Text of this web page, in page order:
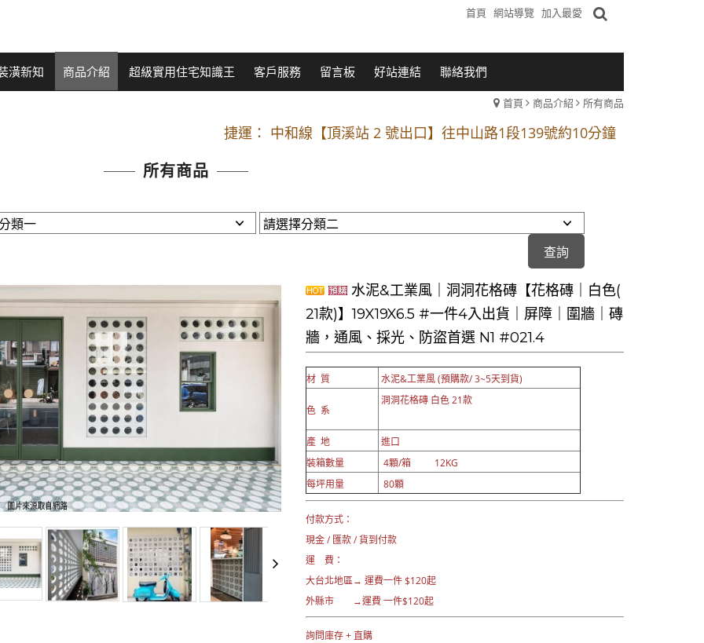
首頁 網站導覽 加入最愛
潢新知 商品介紹 超級實用住宅知識王 客戶服務 留言板 好站連結 聯絡我們
首頁 商品介紹 所有商品
開車：中山路1段 到永平路路口(樂華夜市口)門口可停車
捷運： 中和線【頂溪站 2 號出口】往中山路1段139號約10分鐘
原Line已滿 無法加Line好友 請親愛的客戶加入 LINE官方帳號@a0975005573
捷運： 中和線【頂溪站 2 號出口】往中山路1段139號約10分鐘
原Line已滿 無法加Line好友 請親愛的客戶加入 LINE官方帳號@a0975005573
所有商品
水泥&工業風｜洞洞花格磚【花格磚｜白色(
21款)】19X19X6.5 #一件4入出貨｜屏障｜圍牆｜磚
牆，通風、採光、防盜首選 N1 #021.4
材 質 水泥&工業風 (預購款/ 3~5天到貨)
色 系
洞洞花格磚 白色 21款
產 地
進口
裝箱數量
4顆/箱 12KG
每坪用量
80顆
付款方式：
現金 / 匯款 / 貨到付款
運 費：
大台北地區→ 運費一件 $120起
外縣市 →運費 一件$120起
詢問庫存 + 直購